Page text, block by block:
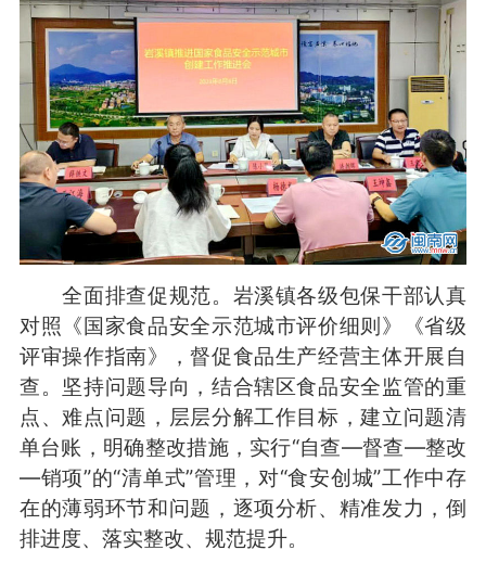
全面排查促规范。岩溪镇各级包保干部认真
对照《国家食品安全示范城市评价细则》《省级
评审操作指南》，督促食品生产经营主体开展自
查。坚持问题导向，结合辖区食品安全监管的重
点、难点问题，层层分解工作目标，建立问题清
单台账，明确整改措施，实行“自查—督查—整改
—销项”的“清单式”管理，对“食安创城”工作中存
在的薄弱环节和问题，逐项分析、精准发力，倒
排进度、落实整改、规范提升。